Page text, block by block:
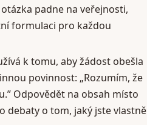
padne na veřejnosti,
formulaci pro každou
k tomu, aby žádost obešla
povinnost: „Rozumím, že
Odpovědět na obsah místo
debaty o tom, jaký jste vlastně